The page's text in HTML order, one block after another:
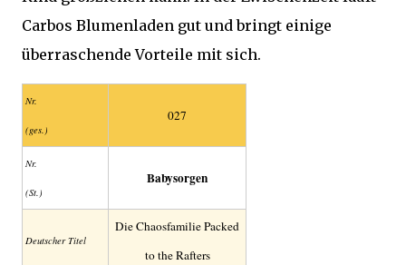
Carbos Blumenladen gut und bringt einige
überraschende Vorteile mit sich.
Nr.
(ges.)
027
Nr.
(St.)
Babysorgen
Deutscher Titel
Die Chaosfamilie Packed
to the Rafters